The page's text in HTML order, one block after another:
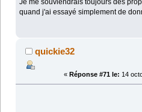
Je me souviendrais toujours des
quand j'ai essayé simplement de
quickie32
« Réponse #71 le: 14